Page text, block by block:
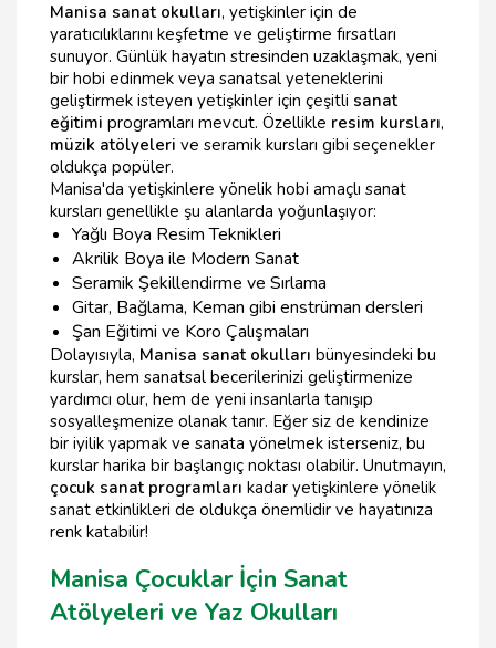
Manisa sanat okulları, yetişkinler için de
yaratıcılıklarını keşfetme ve geliştirme fırsatları
sunuyor. Günlük hayatın stresinden uzaklaşmak, yeni
bir hobi edinmek veya sanatsal yeteneklerini
geliştirmek isteyen yetişkinler için çeşitli sanat
eğitimi programları mevcut. Özellikle resim kursları,
müzik atölyeleri ve seramik kursları gibi seçenekler
oldukça popüler.
Manisa'da yetişkinlere yönelik hobi amaçlı sanat
kursları genellikle şu alanlarda yoğunlaşıyor:
Yağlı Boya Resim Teknikleri
Akrilik Boya ile Modern Sanat
Seramik Şekillendirme ve Sırlama
Gitar, Bağlama, Keman gibi enstrüman dersleri
Şan Eğitimi ve Koro Çalışmaları
Dolayısıyla, Manisa sanat okulları bünyesindeki bu
kurslar, hem sanatsal becerilerinizi geliştirmenize
yardımcı olur, hem de yeni insanlarla tanışıp
sosyalleşmenize olanak tanır. Eğer siz de kendinize
bir iyilik yapmak ve sanata yönelmek isterseniz, bu
kurslar harika bir başlangıç noktası olabilir. Unutmayın,
çocuk sanat programları kadar yetişkinlere yönelik
sanat etkinlikleri de oldukça önemlidir ve hayatınıza
renk katabilir!
Manisa Çocuklar İçin Sanat
Atölyeleri ve Yaz Okulları